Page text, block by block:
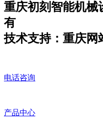
重庆初刻智能机械
有
技术支持：重庆网
电话咨询
产品中心